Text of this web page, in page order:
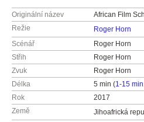
Originální název
African Film
Režie
Roger Horn
Scénář
Roger Horn
Střih
Roger Horn
Zvuk
Roger Horn
Délka
5 min (1-15
Rok
2017
Země
Jihoafrická